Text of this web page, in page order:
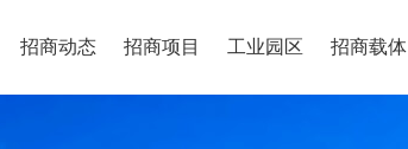
招商动态 招商项目 工业园区 招商载体